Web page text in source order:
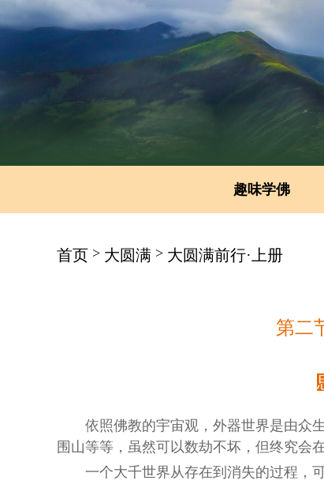
趣味学佛
首页 > 大圆满 > 大圆满前行·上册
第二
依照佛教的宇宙观，外器世界是由众
围山等等，虽然可以数劫不坏，但终究会
一个大千世界从存在到消失的过程，